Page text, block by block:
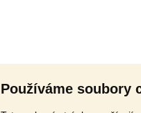
Používáme soubory